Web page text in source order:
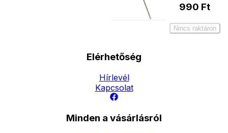
990 Ft
Nincs raktáron
Elérhetőség
Hírlevél
Kapcsolat
Minden a vásárlásról